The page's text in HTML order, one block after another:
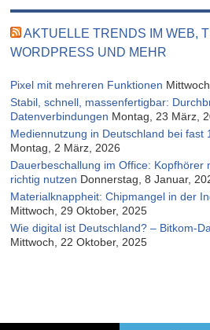
AKTUELLE TRENDS IM WEB,
WORDPRESS UND MEHR
Pixel mit mehreren Funktionen
Stabil, schnell, massenfertigbar:
Datenverbindungen Montag, 23 März,
Mediennutzung in Deutschland bei fast
Montag, 2 März, 2026
Dauerbeschallung im Office: Kopfhörer
richtig nutzen Donnerstag, 8 Januar,
Materialknappheit: Chipmangel in der
Mittwoch, 29 Oktober, 2025
Wie digital ist Deutschland? – Bitkom-
Mittwoch, 22 Oktober, 2025